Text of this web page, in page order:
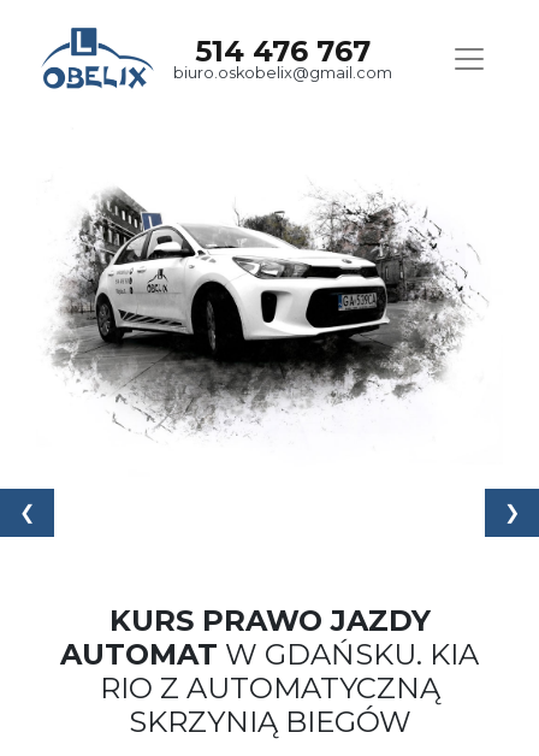
514 476 767
biuro.oskobelix@gmail.com
KURS PRAWO JAZDY
AUTOMAT W GDAŃSKU. KIA
RIO Z AUTOMATYCZNĄ
SKRZYNIĄ BIEGÓW
❮ ❯